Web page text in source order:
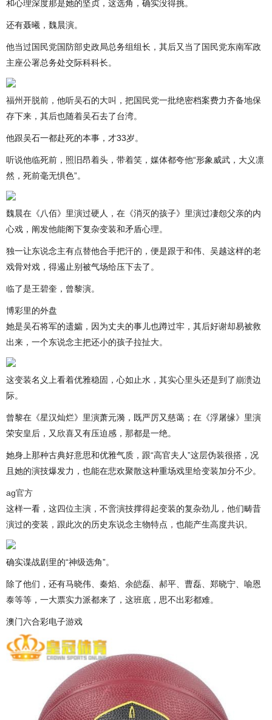
和心理深度那是她的坚贞，这选角，确实没得挑。
还有聂曦，魏晨演。
他当过国民党国防部史政局总务组组长，其后又当了国民党东南军政
主座公署总务处交际科科长。
福州开脱前，他听吴石的大叫，把国民党一批绝密档案费力齐备地保
存下来，其后也随着吴石去了台湾。
他跟吴石一都赴死的本事，才33岁。
听说他临死前，照旧昂着头，带着笑，媒体都夸他“形象威武，大义凛
然，死前毫无惧色”。
魏晨在《八佰》里演过硬人，在《消灭的孩子》里演过凄怨父亲的内
心戏，阐发他能阁下复杂变装和矛盾心理。
独一让东说念主有点替他合手把汗的，便是跟于和伟、吴越这样的老
戏骨对戏，得遏止别被气场给压下去了。
临了是王碧奎，曾黎演。
博彩里的外盘
她是吴石将军的遗孀，因为丈夫的事儿也蹲过牢，其后好谢却易被救
出来，一个东说念主把还小的孩子拉扯大。
这变装名义上看着优雅稳固，心如止水，其实心里头还是到了崩溃边
际。
曾黎在《星汉灿烂》里演萧元漪，既严厉又慈蔼；在《浮屠缘》里演
荣安皇后，又欣喜又有压迫感，那都是一绝。
她身上那种古典好意思和优雅气质，跟“高官夫人”这层伪装很搭，况
且她的演技爆发力，也能在悲欢聚散这种重场戏里给变装加分不少。
ag官方
这样一看，这四位主演，不啻演技撑得起变装的复杂劲儿，他们畴昔
演过的变装，跟此次的历史东说念主物特点，也能产生高度共识。
确实谍战剧里的“神级选角”。
除了他们，还有马晓伟、秦焰、余皑磊、郝平、曹磊、郑晓宁、喻恩
泰等等，一大票实力派都来了，这班底，思不出彩都难。
澳门六合彩电子游戏